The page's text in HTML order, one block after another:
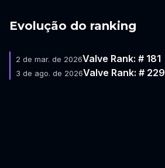
Evolução do ranking
2 de mar. de 2026Valve Rank: # 181
3 de ago. de 2026Valve Rank: # 229